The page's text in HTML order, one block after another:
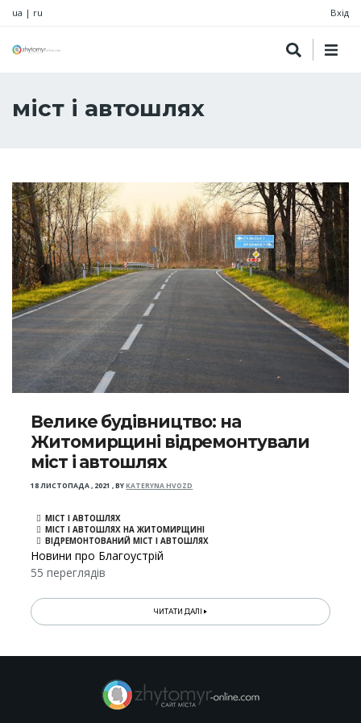
ua | ru Вхід
міст і автошлях
Велике будівництво: на
Житомирщині відремонтували
міст і автошлях
18 ЛИСТОПАДА , 2021 ,BYKATERYNA HVOZD
МІСТ І АВТОШЛЯХ
МІСТ І АВТОШЛЯХ НА ЖИТОМИРЩИНІ
ВІДРЕМОНТОВАНИЙ МІСТ І АВТОШЛЯХ
Новини про Благоустрій
55 переглядів
ЧИТАТИ ДАЛІ